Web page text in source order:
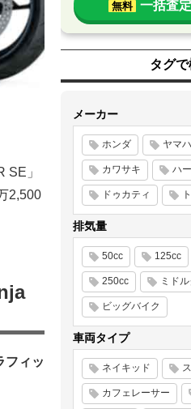
SE」
2,500
フィッ
無料 一括査
タグ
メーカー
ホンダ ヤマハ
カワサキ ハ
ドゥカティ
排気量
50cc 125cc
250cc ミド
ビッグバイク
車両タイプ
ネイキッド
カフェレーサー